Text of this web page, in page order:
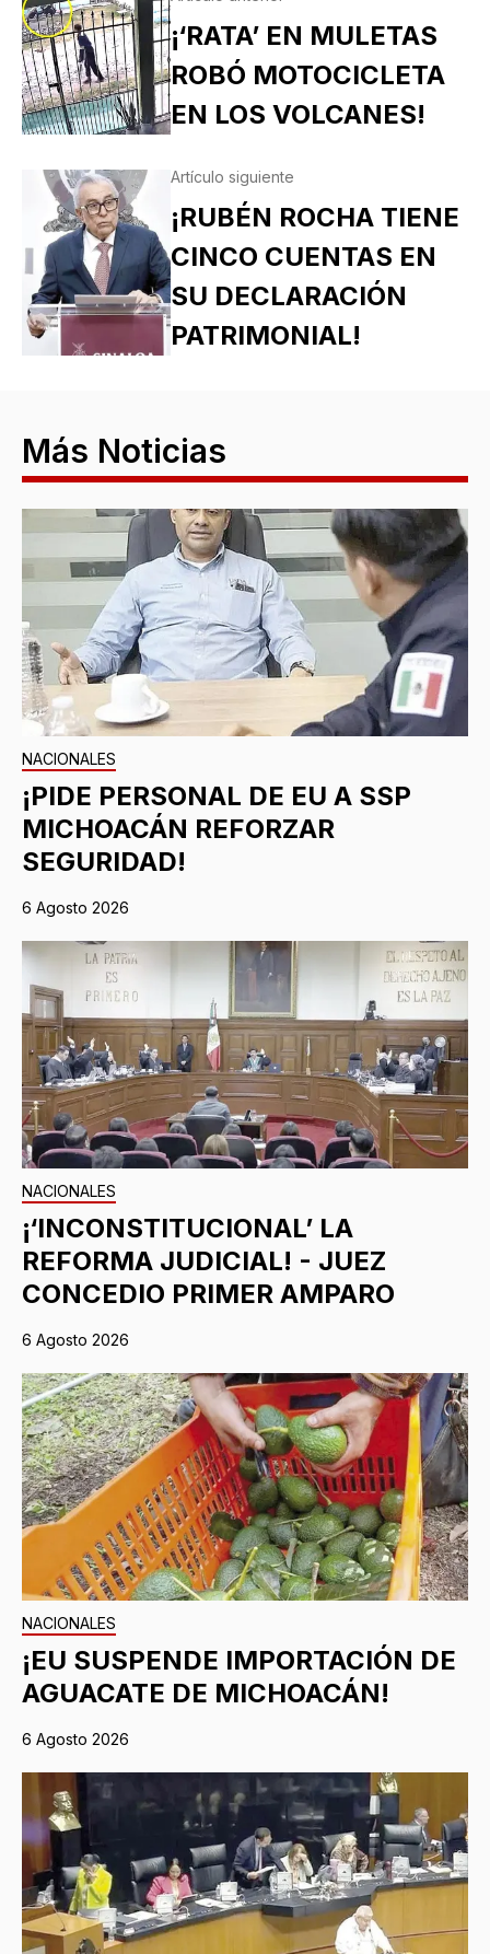
¡‘RATA’ EN MULETAS
ROBÓ MOTOCICLETA
EN LOS VOLCANES!
Artículo siguiente
¡RUBÉN ROCHA TIENE
CINCO CUENTAS EN
SU DECLARACIÓN
PATRIMONIAL!
Más Noticias
NACIONALES
¡PIDE PERSONAL DE EU A SSP
MICHOACÁN REFORZAR
SEGURIDAD!
6 Agosto 2026
NACIONALES
¡‘INCONSTITUCIONAL’ LA
REFORMA JUDICIAL! - JUEZ
CONCEDIO PRIMER AMPARO
6 Agosto 2026
NACIONALES
¡EU SUSPENDE IMPORTACIÓN DE
AGUACATE DE MICHOACÁN!
6 Agosto 2026